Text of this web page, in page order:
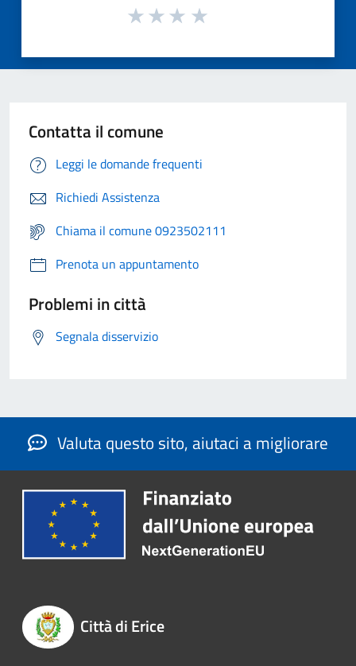
Contatta il comune
Leggi le domande frequenti
Richiedi Assistenza
Chiama il comune 0923502111
Prenota un appuntamento
Problemi in città
Segnala disservizio
Valuta questo sito, aiutaci a migliorare
Città di Erice